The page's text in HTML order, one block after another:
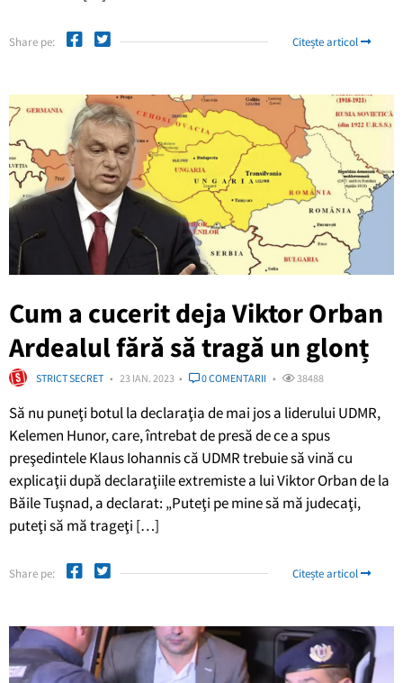
Share pe: Citește articol
Cum a cucerit deja Viktor Orban
Ardealul fără să tragă un glonț
STRICT SECRET 23 IAN. 2023 0 COMENTARII 38488
Să nu puneţi botul la declaraţia de mai jos a liderului UDMR,
Kelemen Hunor, care, întrebat de presă de ce a spus
preşedintele Klaus Iohannis că UDMR trebuie să vină cu
explicaţii după declaraţiile extremiste a lui Viktor Orban de la
Băile Tuşnad, a declarat: „Puteţi pe mine să mă judecaţi,
puteţi să mă trageţi […]
Share pe: Citește articol